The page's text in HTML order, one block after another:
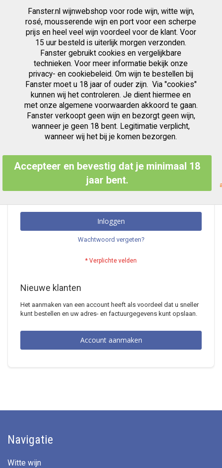
Fanster.nl wijnwebshop voor rode wijn, witte wijn,
rosé, mousserende wijn en port voor een scherpe
prijs en heel veel wijn voordeel voor de klant. Voor
15 uur besteld is uiterlijk morgen verzonden.
Fanster gebruikt cookies en vergelijkbare
technieken. Voor meer informatie bekijk onze
privacy- en cookiebeleid. Om wijn te bestellen bij
Fanster moet u 18 jaar of ouder zijn. Via "cookies"
kunnen wij het controleren. Je dient hiermee en
met onze algemene voorwaarden akkoord te gaan.
Fanster verkoopt geen wijn en bezorgt geen wijn,
wanneer je geen 18 bent. Legitimatie verplicht,
wanneer wij het bij je komen bezorgen.
Accepteer en bevestig dat je minimaal 18
jaar bent.
Zoek
inhoud
Klant Login
Geregistreerde Klanten
Als u een account hebt, meld u dan aan met uw e-mailadres.
E-mailadres
Inloggen
Wachtwoord vergeten?
Nieuwe klanten
Het aanmaken van een account heeft als voordeel dat u sneller
kunt bestellen en uw adres- en factuurgegevens kunt opslaan.
Account aanmaken
Navigatie
Witte wijn